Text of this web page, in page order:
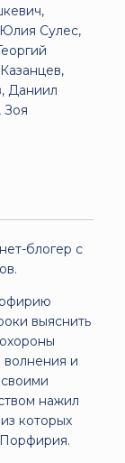
Сулес,
Даниил
Зоя
блогер с
выяснить
волнения и
нажил
которых